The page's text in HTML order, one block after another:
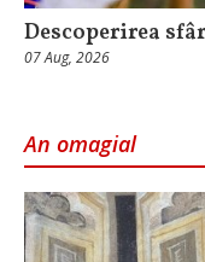
Descoperirea
07 Aug, 2026
An omagial